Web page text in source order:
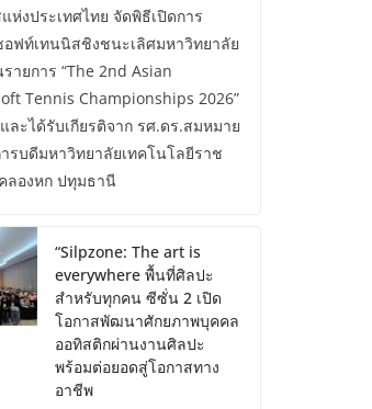
ห่งประเทศไทย จัดพิธีเปิดการ
ฟท์เทนนิสชิงชนะเลิศมหาวิทยาลัย
รายการ “The 2nd Asian
Tennis Championships 2026”
ละได้รับเกียรติจาก รศ.ดร.สมหมาย
รบดีมหาวิทยาลัยเทคโนโลยีราช
ลองหก ปทุมธานี
“Silpzone: The art is
everywhere พื้นที่ศิลปะ
สำหรับทุกคน ซีซั่น 2 เปิด
โอกาสพัฒนาศักยภาพบุคคล
ออทิสติกผ่านงานศิลปะ
พร้อมต่อยอดสู่โอกาสทาง
อาชีพ